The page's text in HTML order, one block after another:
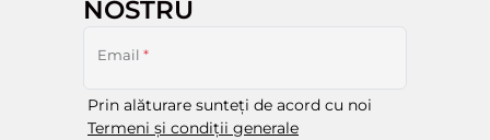
NOSTRU
Email *
Prin alăturare sunteți de acord cu noi
Termeni și condiții generale